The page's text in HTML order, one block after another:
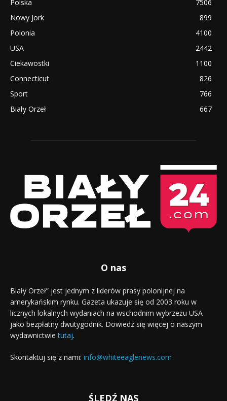
Polska
7506
Nowy Jork
899
Polonia
4100
USA
2442
Ciekawostki
1100
Connecticut
826
Sport
766
Biały Orzeł
667
O nas
Biały Orzeł” jest jednym z liderów prasy polonijnej na
amerykańskim rynku. Gazeta ukazuje się od 2003 roku w
licznych lokalnych wydaniach na wschodnim wybrzeżu USA
jako bezpłatny dwutygodnik. Dowiedz się więcej o naszym
wydawnictwietutaj.
Skontaktuj się z nami: info@whiteeaglenews.com
ŚLEDŹ NAS